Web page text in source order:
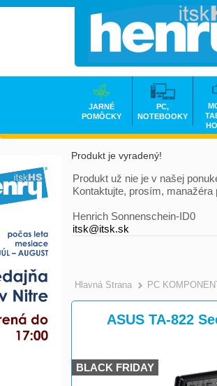
Produkt je vyradený!
Produkt už nie je v našej
Kontaktujte, prosím, manažéra
Henrich Sonnenschein-ID0
itsk@itsk.sk
Hlavná Strana PC
ASUS TA-822
BLACK FRIDAY
JARNÉ
POMÔCKY
PC,
NOTEBOOKY